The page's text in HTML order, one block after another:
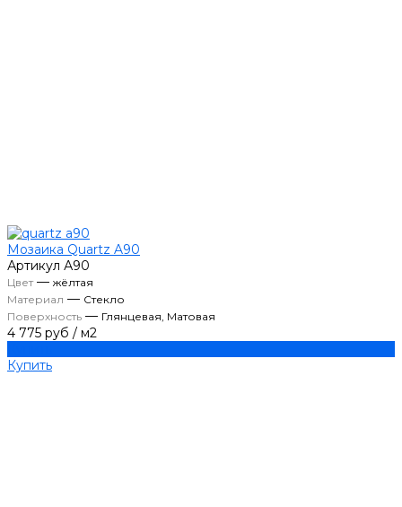
Мозаика Quartz A90
Артикул А90
Цвет— жёлтая
Материал — Стекло
Поверхность — Глянцевая, Матовая
4 775 руб / м2
Купить